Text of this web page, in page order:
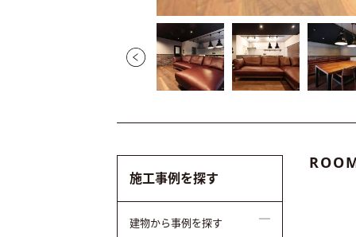
施工事例を探す
建物から事例を探す